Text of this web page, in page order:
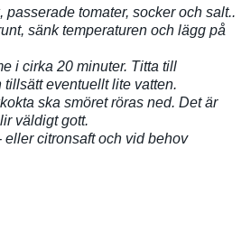
tomater, socker och salt..
sänk temperaturen och lägg på
i cirka 20 minuter. Titta till
eventuellt lite vatten.
ska smöret röras ned. Det är
väldigt gott.
eller citronsaft och vid behov